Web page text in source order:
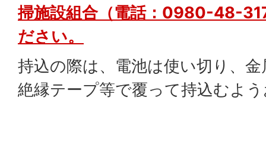
掃施設組合（電話：0980-48-
ださい。
持込の際は、電池は使い切り、
絶縁テープ等で覆って持込むよ